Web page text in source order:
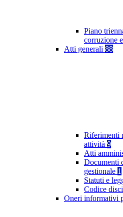
Piano
corruzione
Atti generali 88
Riferimenti
attività 9
Atti
Documenti
gestionale 1
Statuti e
Codice
Oneri informativi